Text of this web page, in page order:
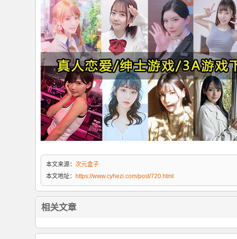
本文来源： 次元盒子
本文地址： https://www.cyhezi.com/post/720.html
相关文章